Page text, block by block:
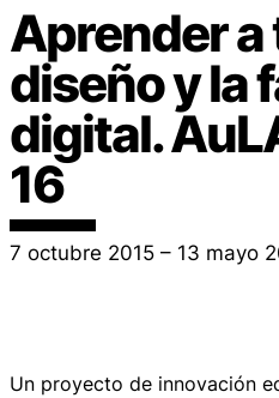
Aprender a
diseño y la
digital.
16
7 octubre 2015 – 13 mayo
Un proyecto de innovación